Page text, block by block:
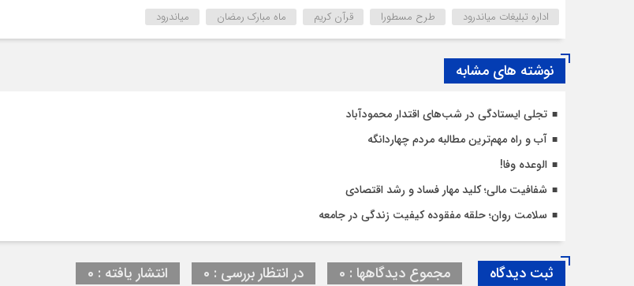
اداره تبلیغات میاندرود طرح مسطورا قرآن کریم ماه مبارک رمضان میاندرود
نوشته های مشابه
تجلی ایستادگی در شب‌های اقتدار محمودآباد
آب و راه مهم‌ترین مطالبه مردم چهاردانگه
الوعده وفا!
شفافیت مالی؛ کلید مهار فساد و رشد اقتصادی
سلامت روان؛ حلقه مفقوده کیفیت زندگی در جامعه
ثبت دیدگاه مجموع دیدگاهها : 0 در انتظار بررسی : 0 انتشار یافته : 0